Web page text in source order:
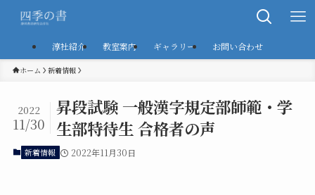
淳社紹介 教室案内 ギャラリー お問い合わせ
ホーム 新着情報
昇段試験 一般漢字規定部師範・学
生部特待生 合格者の声
2022
11/30
新着情報 2022年11月30日